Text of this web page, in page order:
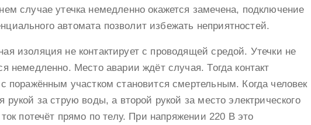
случае утечка немедленно окажется замечена, подключение
автомата позволит избежать неприятностей.
изоляция не контактирует с проводящей средой. Утечки не
немедленно. Место аварии ждёт случая. Тогда контакт
с поражённым участком становится смертельным. Когда человек
рукой за струю воды, а второй рукой за место электрического
ток потечёт прямо по телу. При напряжении 220 В это